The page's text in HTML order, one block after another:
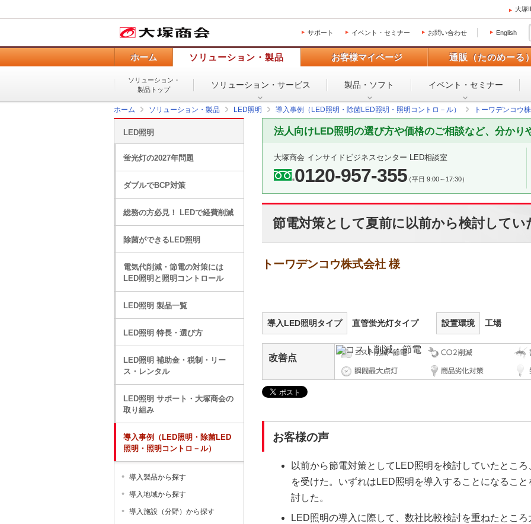
大塚
サポート イベント・セミナー お問い合わせ English
ホーム ソリューション・製品 お客様マイページ 通販（たのめーる
ソリューション・
製品トップ
ソリューション・ サービス 製品・ソフト イベント・ セミナー
ホーム ソリューション・製品 LED照明 導入事例（LED照明・除菌LED照明・照明コントロ－ル） トーワデンコウ
法人向けLED照明の選び方や価格のご相談など、分かり
大塚商会 インサイドビジネスセンター LED相談室
0120-957-355（平日 9:00～17:30）
節電対策として夏前に以前から検討してい
トーワデンコウ株式会社 様
導入LED照明タイプ 直管蛍光灯タイプ 設置環境 工場
改善点
お客様の声
以前から節電対策としてLED照明を検討していたとこ
を受けた。いずれはLED照明を導入することになるこ
討した。
LED照明の導入に際して、数社比較検討を重ねたとこ
LED照明
蛍光灯の2027年問題
ダブルでBCP対策
総務の方必見！ LEDで経費削減
除菌ができるLED照明
電気代削減・節電の対策には
LED照明と照明コントロール
LED照明 製品一覧
LED照明 特長・選び方
LED照明 補助金・税制・リー
ス・レンタル
LED照明 サポート・大塚商会の
取り組み
導入事例（LED照明・除菌LED
照明・照明コントロ－ル）
導入製品から探す
導入地域から探す
導入施設（分野）から探す